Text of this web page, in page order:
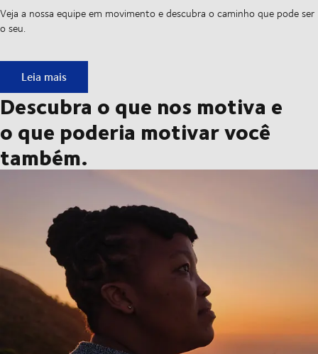
Veja a nossa equipe em movimento e descubra o caminho que pode ser
o seu.
Conheça-nos: as pessoas que impulsionam o movimento.
Leia mais
Descubra o que nos motiva e
o que poderia motivar você
também.